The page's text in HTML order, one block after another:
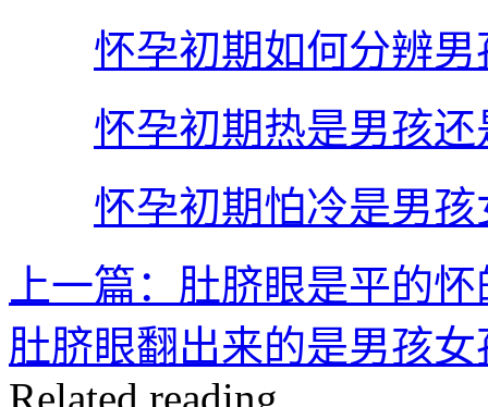
怀孕初期如何分辨
怀孕初期热是男孩
怀孕初期怕冷是男孩
上一篇：肚脐眼是平的
肚脐眼翻出来的是男孩女
Related reading